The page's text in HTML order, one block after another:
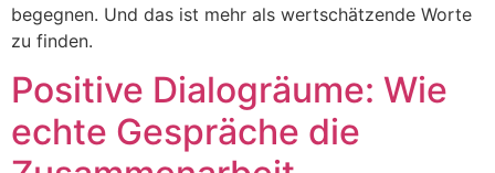
begegnen. Und das ist mehr als wertschätzende Worte
zu finden.
Positive Dialogräume: Wie
echte Gespräche die